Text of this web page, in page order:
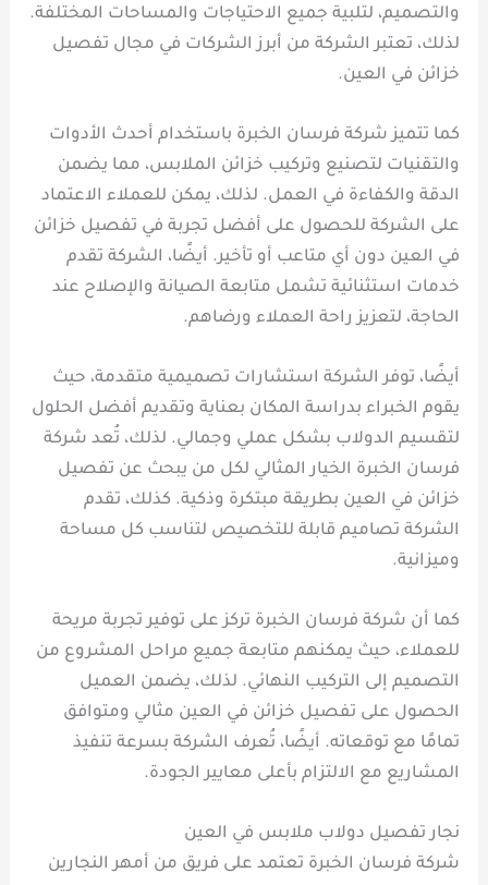
والتصميم، لتلبية جميع الاحتياجات والمساحات المختلفة.
لذلك، تعتبر الشركة من أبرز الشركات في مجال تفصيل
خزائن في العين.
كما تتميز شركة فرسان الخبرة باستخدام أحدث الأدوات
والتقنيات لتصنيع وتركيب خزائن الملابس، مما يضمن
الدقة والكفاءة في العمل. لذلك، يمكن للعملاء الاعتماد
على الشركة للحصول على أفضل تجربة في تفصيل خزائن
في العين دون أي متاعب أو تأخير. أيضًا، الشركة تقدم
خدمات استثنائية تشمل متابعة الصيانة والإصلاح عند
الحاجة، لتعزيز راحة العملاء ورضاهم.
أيضًا، توفر الشركة استشارات تصميمية متقدمة، حيث
يقوم الخبراء بدراسة المكان بعناية وتقديم أفضل الحلول
لتقسيم الدولاب بشكل عملي وجمالي. لذلك، تُعد شركة
فرسان الخبرة الخيار المثالي لكل من يبحث عن تفصيل
خزائن في العين بطريقة مبتكرة وذكية. كذلك، تقدم
الشركة تصاميم قابلة للتخصيص لتناسب كل مساحة
وميزانية.
كما أن شركة فرسان الخبرة تركز على توفير تجربة مريحة
للعملاء، حيث يمكنهم متابعة جميع مراحل المشروع من
التصميم إلى التركيب النهائي. لذلك، يضمن العميل
الحصول على تفصيل خزائن في العين مثالي ومتوافق
تمامًا مع توقعاته. أيضًا، تُعرف الشركة بسرعة تنفيذ
المشاريع مع الالتزام بأعلى معايير الجودة.
نجار تفصيل دولاب ملابس في العين
شركة فرسان الخبرة تعتمد على فريق من أمهر النجارين